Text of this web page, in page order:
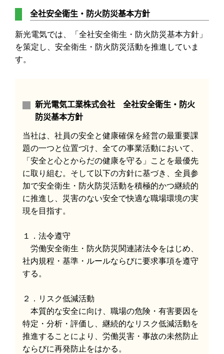
全社安全衛生・防火防災基本方針
新光電気では、「全社安全衛生・防火防災基本方針」
を策定し、安全衛生・防火防災活動を推進していま
す。
新光電気工業株式会社 全社安全衛生・防火
防災基本方針
当社は、社員の安全と健康確保を経営の最重要課
題の一つと位置づけ、全ての事業活動において、
「安全と心とからだの健康を守る」ことを最優先
に取り組む。そして以下の方針に基づき、全員参
加で安全衛生・防火防災活動を積極的かつ継続的
に推進し、災害のない安全で快適な職場環境の実
現を目指す。
１．法令遵守
労働安全衛生・防火防災関連諸法令をはじめ、
社内規程・基準・ルールならびに要求事項を遵守
する。
２．リスク低減活動
本質的な安全に向け、職場の危険・有害要因を
特定・分析・評価し、継続的なリスク低減活動を
推進することにより、労働災害・事故の未然防止
ならびに再発防止をはかる。